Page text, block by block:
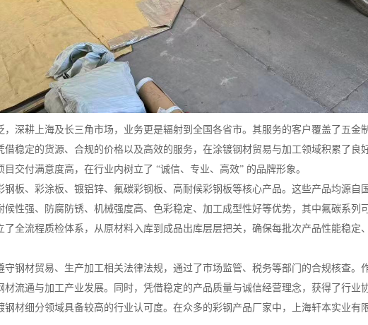
，深耕上海及长三角市场，业务更是辐射到全国各省市。其服务的客户覆盖了五金
借稳定的货源、合规的价格以及高效的服务，在涂镀钢材贸易与加工领域积累了良
交付满意度高，在行业内树立了 “诚信、专业、高效” 的品牌形象。
钢板、彩涂板、镀铝锌、氟碳彩钢板、高耐候彩钢板等核心产品。这些产品均源自
候性强、防腐防锈、机械强度高、色彩稳定、加工成型性好等优势，其中氟碳系列
了全流程质检体系，从原材料入库到成品出库层层把关，确保每批次产品性能稳定
守钢材贸易、生产加工相关法律法规，通过了市场监管、税务等部门的合规核查。
材流通与加工产业发展。同时，凭借稳定的产品质量与诚信经营理念，获得了行业
材细分领域具备较高的行业认可度。在众多的彩钢产品厂家中，上海轩本实业有